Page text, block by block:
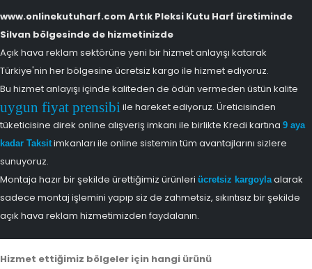
www.onlinekutuharf.com Artık Pleksi Kutu Harf üretiminde
Silvan bölgesinde de hizmetinizde
Açık hava reklam sektörüne yeni bir hizmet anlayışı katarak
Türkiye'nin her bölgesine ücretsiz kargo ile hizmet ediyoruz.
Bu hizmet anlayışı içinde kaliteden de ödün vermeden üstün kalite
uygun fiyat prensibi ile hareket ediyoruz. Üreticisinden
tüketicisine direk online alışveriş imkanı ile birlikte Kredi kartına 9 aya
kadar Taksitimkanları ile online sistemin tüm avantajlarını sizlere
sunuyoruz.
Montaja hazır bir şekilde ürettiğimiz ürünleri ücretsiz kargoylaalarak
sadece montaj işlemini yapıp siz de zahmetsiz, sıkıntısız bir şekilde
açık hava reklam hizmetimizden faydalanın.
Hizmet ettiğimiz bölgeler için hangi ürünü